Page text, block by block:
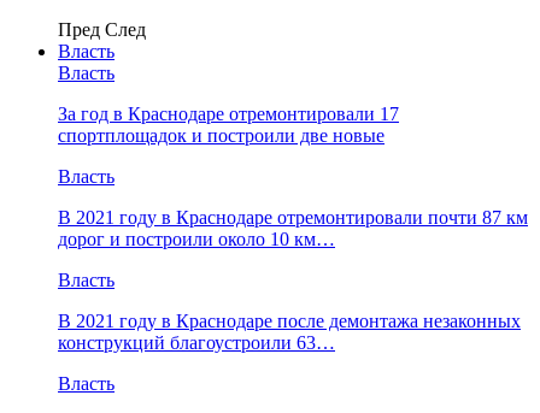
Пред След
Власть
Власть
За год в Краснодаре отремонтировали 17
спортплощадок и построили две новые
Власть
В 2021 году в Краснодаре отремонтировали почти 87 км
дорог и построили около 10 км…
Власть
В 2021 году в Краснодаре после демонтажа незаконных
конструкций благоустроили 63…
Власть